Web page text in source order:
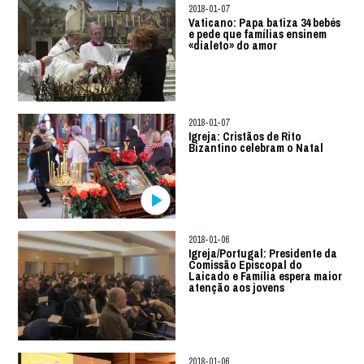
2018-01-07
Vaticano: Papa batiza 34 bebés
e pede que famílias ensinem
«dialeto» do amor
2018-01-07
Igreja: Cristãos de Rito
Bizantino celebram o Natal
2018-01-06
Igreja/Portugal: Presidente da
Comissão Episcopal do
Laicado e Família espera maior
atenção aos jovens
2018-01-06